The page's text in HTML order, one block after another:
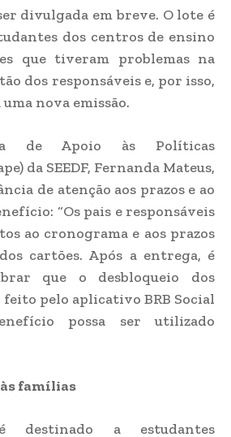
divulgada em breve. O lote é
dos centros de ensino
que tiveram problemas na
dos responsáveis e, por isso,
nova emissão.
de Apoio às Políticas
da SEEDF, Fernanda Mateus,
de atenção aos prazos e ao
“Os pais e responsáveis
ao cronograma e aos prazos
cartões. Após a entrega, é
que o desbloqueio dos
pelo aplicativo BRB Social
possa ser utilizado
famílias
destinado a estudantes